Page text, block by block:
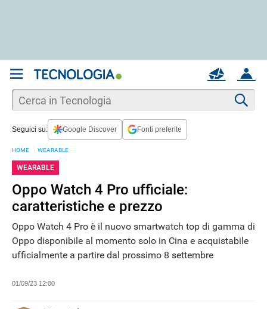
ACCOUNT
MAIL
Seguici su: Google Discover Fonti preferite
HOME WEARABLE
WEARABLE
Oppo Watch 4 Pro ufficiale:
caratteristiche e prezzo
Oppo Watch 4 Pro è il nuovo smartwatch top di gamma di
Oppo disponibile al momento solo in Cina e acquistabile
ufficialmente a partire dal prossimo 8 settembre
01/09/23 12:00